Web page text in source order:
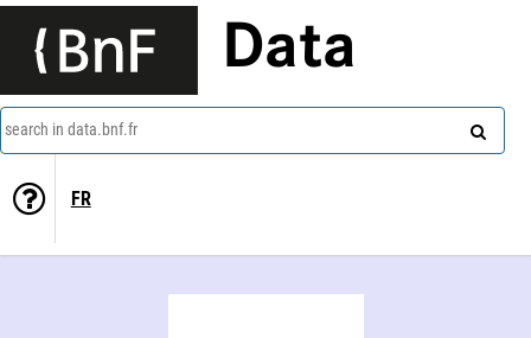
Data
search in data.bnf.fr
FR